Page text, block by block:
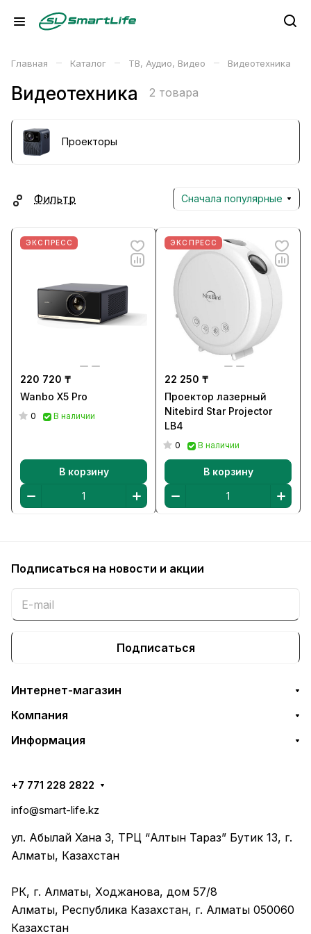
Главная – Каталог – ТВ, Аудио, Видео – Видеотехника
Видеотехника 2 товара
Проекторы
Фильтр Сначала популярные
ЭКСПРЕСС
220 720 ₸
Wanbo X5 Pro
0 В наличии
В корзину
ЭКСПРЕСС
22 250 ₸
Проектор лазерный
Nitebird Star Projector
LB4
0 В наличии
В корзину
Подписаться на новости и акции
Подписаться
Интернет-магазин
Компания
Информация
+7 771 228 2822
info@smart-life.kz
ул. Абылай Хана 3, ТРЦ “Алтын Тараз” Бутик 13, г.
Алматы, Казахстан
РК, г. Алматы, Ходжанова, дом 57/8
Алматы, Республика Казахстан, г. Алматы 050060
Казахстан